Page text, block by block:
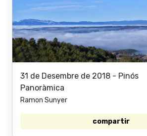
31 de Desembre de 2018 - Pinós
Panoràmica
Ramon Sunyer
compartir